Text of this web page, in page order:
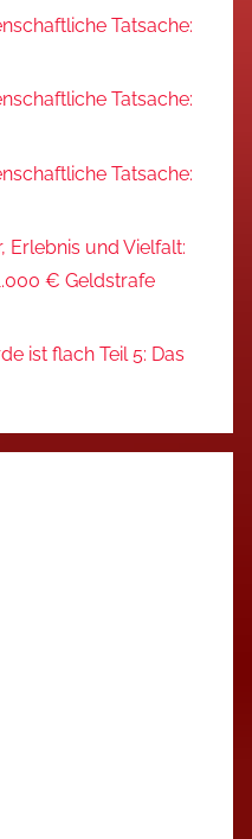
Tatsache:
Tatsache:
Tatsache:
Erlebnis und Vielfalt:
€ Geldstrafe
ist flach Teil 5: Das